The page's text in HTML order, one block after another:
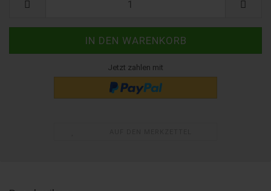
Jetzt zahlen mit